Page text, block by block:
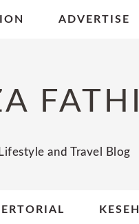
ADVERTISE
and Travel Blog